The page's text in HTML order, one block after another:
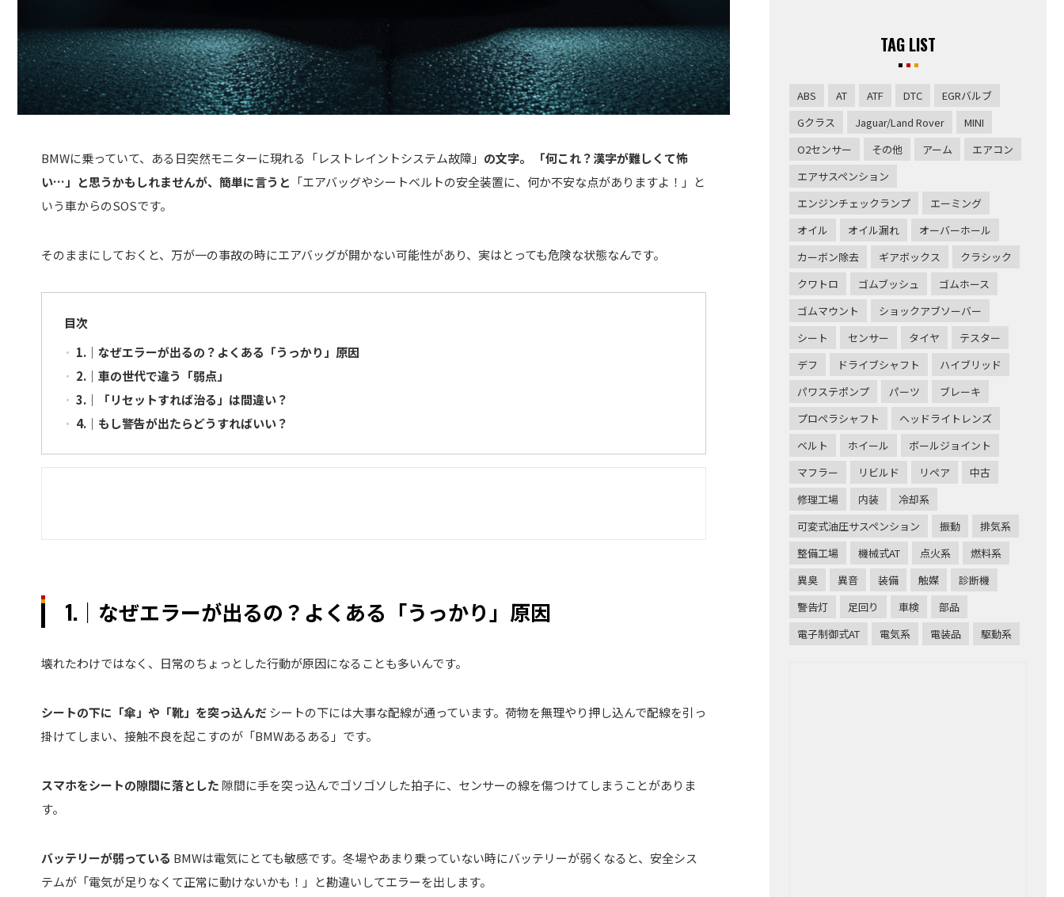
BMWに乗っていて、ある日突然モニターに現れる「レストレイントシステム故障」 の文字。 「何これ？漢字が難しくて怖
い…」と思うかもしれませんが、簡単に言うと 「エアバッグやシートベルトの安全装置に、何か不安な点がありますよ！」と
いう車からのSOSです。
そのままにしておくと、万が一の事故の時にエアバッグが開かない可能性があり、実はとっても危険な状態なんです。
目次
1.｜なぜエラーが出るの？よくある「うっかり」原因
2.｜車の世代で違う「弱点」
3.｜「リセットすれば治る」は間違い？
4.｜もし警告が出たらどうすればいい？
1.｜なぜエラーが出るの？よくある「うっかり」原因
壊れたわけではなく、日常のちょっとした行動が原因になることも多いんです。
シートの下に「傘」や「靴」を突っ込んだシートの下には大事な配線が通っています。荷物を無理やり押し込んで配線を引っ
掛けてしまい、接触不良を起こすのが「BMWあるある」です。
スマホをシートの隙間に落とした 隙間に手を突っ込んでゴソゴソした拍子に、センサーの線を傷つけてしまうことがありま
す。
バッテリーが弱っている BMWは電気にとても敏感です。冬場やあまり乗っていない時にバッテリーが弱くなると、安全シス
テムが「電気が足りなくて正常に動けないかも！」と勘違いしてエラーを出します。
TAG LIST
ABS AT ATF DTC
EGRバルブ
Gクラス
Jaguar/Land Rover
MINI
O2センサー
その他 アーム
エアコン
エアサスペンション
エンジンチェックランプ
エーミング
オイル
オイル漏れ
オーバーホール
カーボン除去
ギアボックス
クラシック
クワトロ
ゴムブッシュ
ゴムホース
ゴムマウント
ショックアブソーバー
シート
センサー タイヤ
テスター
デフ
ドライブシャフト
ハイブリッド
パワステポンプ
パーツ
ブレーキ
プロペラシャフト
ヘッドライトレンズ
ベルト
ホイール
ボールジョイント
マフラー
リビルド リペア
中古
修理工場
内装
冷却系
可変式油圧サスペンション
振動
排気系
整備工場
機械式AT 点火系
燃料系
異臭
異音 装備 触媒
診断機
警告灯
足回り 車検
部品
電子制御式AT
電気系 電装品 駆動系